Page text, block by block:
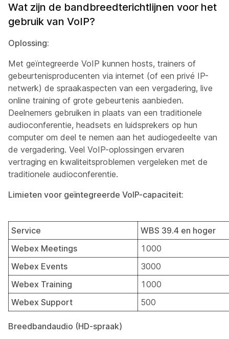
Wat zijn de bandbreedterichtlijnen voor het
gebruik van VoIP?
Oplossing:
Met geïntegreerde VoIP kunnen hosts, trainers of
gebeurtenisproducenten via internet (of een privé IP-
netwerk) de spraakaspecten van een vergadering, live
online training of grote gebeurtenis aanbieden.
Deelnemers gebruiken in plaats van een traditionele
audioconferentie, headsets en luidsprekers op hun
computer om deel te nemen aan het audiogedeelte van
de vergadering. Veel VoIP-oplossingen ervaren
vertraging en kwaliteitsproblemen vergeleken met de
traditionele audioconferentie.
Limieten voor geïntegreerde VoIP-capaciteit:
Service
WBS 39.4 en hoger
Webex Meetings
1000
Webex Events
3000
Webex Training
1000
Webex Support
500
Breedbandaudio (HD-spraak)